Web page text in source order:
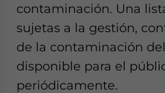
contaminación. Una
sujetas a la gestión,
de la contaminación
disponible para el
periódicamente.